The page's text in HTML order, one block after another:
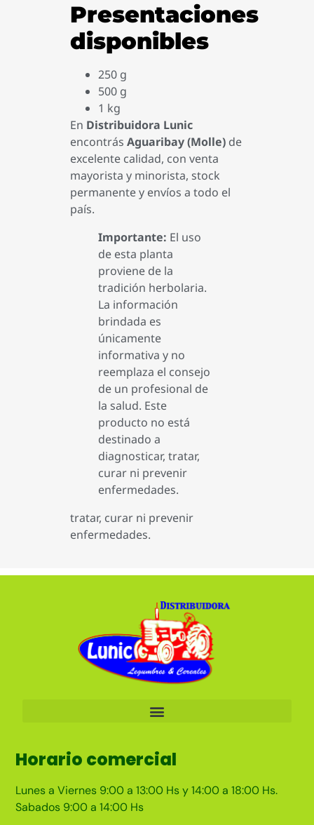
Presentaciones
disponibles
250 g
500 g
1 kg
En Distribuidora Lunic
encontrás Aguaribay (Molle) de
excelente calidad, con venta
mayorista y minorista, stock
permanente y envíos a todo el
país.
Importante: El uso
de esta planta
proviene de la
tradición herbolaria.
La información
brindada es
únicamente
informativa y no
reemplaza el consejo
de un profesional de
la salud. Este
producto no está
destinado a
diagnosticar, tratar,
curar ni prevenir
enfermedades.
tratar, curar ni prevenir
enfermedades.
Horario comercial
Lunes a Viernes 9:00 a 13:00 Hs y 14:00 a 18:00 Hs.
Sabados 9:00 a 14:00 Hs